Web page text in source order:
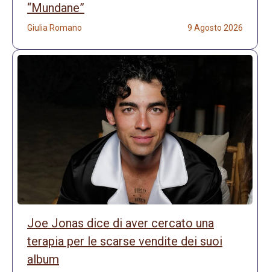
“Mundane”
Giulia Romano 9 Agosto 2026
Joe Jonas dice di aver cercato una
terapia per le scarse vendite dei suoi
album